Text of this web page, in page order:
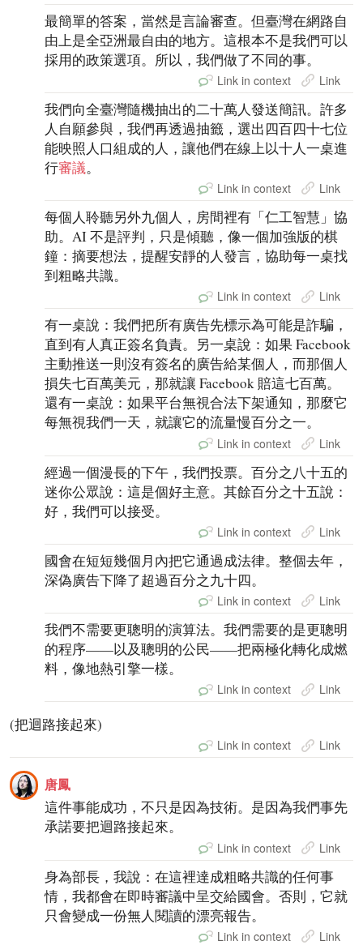
最簡單的答案，當然是言論審查。但臺灣在網路自
由上是全亞洲最自由的地方。這根本不是我們可以
採用的政策選項。所以，我們做了不同的事。
Link in context Link
我們向全臺灣隨機抽出的二十萬人發送簡訊。許多
人自願參與，我們再透過抽籤，選出四百四十七位
能映照人口組成的人，讓他們在線上以十人一桌進
行審議。
Link in context Link
每個人聆聽另外九個人，房間裡有「仁工智慧」協
助。AI 不是評判，只是傾聽，像一個加強版的棋
鐘：摘要想法，提醒安靜的人發言，協助每一桌找
到粗略共識。
Link in context Link
有一桌說：我們把所有廣告先標示為可能是詐騙，
直到有人真正簽名負責。另一桌說：如果 Facebook
主動推送一則沒有簽名的廣告給某個人，而那個人
損失七百萬美元，那就讓 Facebook 賠這七百萬。
還有一桌說：如果平台無視合法下架通知，那麼它
每無視我們一天，就讓它的流量慢百分之一。
Link in context Link
經過一個漫長的下午，我們投票。百分之八十五的
迷你公眾說：這是個好主意。其餘百分之十五說：
好，我們可以接受。
Link in context Link
國會在短短幾個月內把它通過成法律。整個去年，
深偽廣告下降了超過百分之九十四。
Link in context Link
我們不需要更聰明的演算法。我們需要的是更聰明
的程序——以及聰明的公民——把兩極化轉化成燃
料，像地熱引擎一樣。
Link in context Link
(把迴路接起來)
Link in context Link
唐鳳
這件事能成功，不只是因為技術。是因為我們事先
承諾要把迴路接起來。
Link in context Link
身為部長，我說：在這裡達成粗略共識的任何事
情，我都會在即時審議中呈交給國會。否則，它就
只會變成一份無人閱讀的漂亮報告。
Link in context Link